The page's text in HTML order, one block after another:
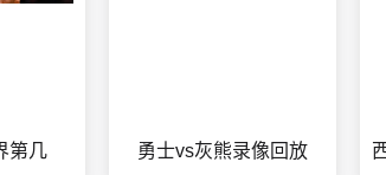
第几 勇士vs灰熊录像回放